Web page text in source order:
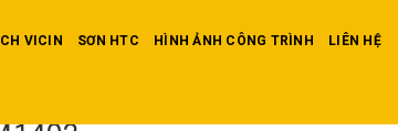
VICIN SƠN HTC HÌNH ẢNH CÔNG TRÌNH LIÊN HỆ